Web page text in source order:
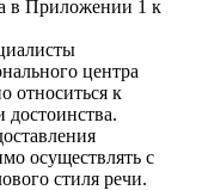
в Приложении 1 к
центра
относиться к
достоинства.
осуществлять с
стиля речи.